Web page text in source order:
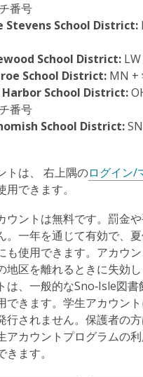
番号
Stevens School District:
School District:
School District: MN +
Harbor School District:
番号
School District:
トは、 右上隅のログイン/
用できます。
ウントは無料です。罰金
。一年を通じて有効で、
も使用できます。アカウ
地区を離れるときに失効
は、一般的なSno‑Isle図
できます。学生アカウン
行されません。保護者の
アカウントプログラムの
きます。